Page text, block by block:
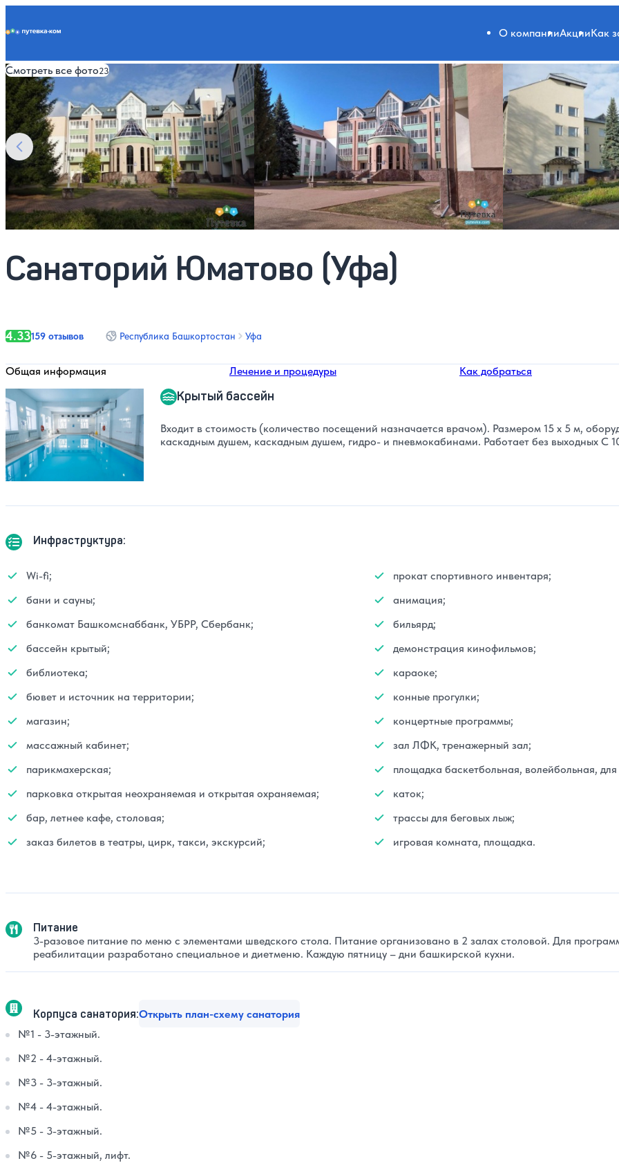
О компанииАкцииКак
Смотреть все фото23
Санаторий Юматово (Уфа)
Республика Башкортостан Уфа
4.33159 отзывов
Общая информация Лечение и процедуры Как добраться
Крытый бассейн
Входит в стоимость (количество посещений назначается врачом). Размером 15 х 5 м,
каскадным душем, каскадным душем, гидро- и пневмокабинами. Работает без выходных С
Инфраструктура:
Wi-fi;
бани и сауны;
банкомат Башкомснаббанк, УБРР, Сбербанк;
бассейн крытый;
библиотека;
бювет и источник на территории;
магазин;
массажный кабинет;
парикмахерская;
парковка открытая неохраняемая и открытая охраняемая;
бар, летнее кафе, столовая;
заказ билетов в театры, цирк, такси, экскурсий;
прокат спортивного инвентаря;
анимация;
бильярд;
демонстрация кинофильмов;
караоке;
конные прогулки;
концертные программы;
зал ЛФК, тренажерный зал;
площадка баскетбольная, волейбольная,
каток;
трассы для беговых лыж;
игровая комната, площадка.
Питание
3-разовое питание по меню с элементами шведского стола. Питание организовано в 2 залах столовой. Для
реабилитации разработано специальное и диетменю. Каждую пятницу – дни башкирской кухни.
Корпуса санатория:Открыть план-схему санатория
№1 - 3-этажный.
№2 - 4-этажный.
№3 - 3-этажный.
№4 - 4-этажный.
№5 - 3-этажный.
№6 - 5-этажный, лифт.